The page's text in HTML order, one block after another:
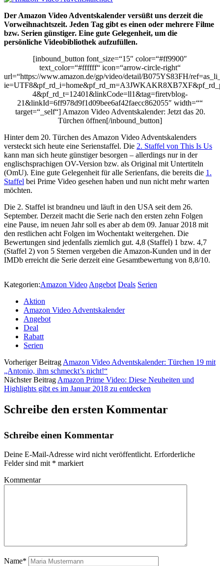
Der Amazon Video Adventskalender versüßt uns derzeit die
Vorweihnachtszeit. Jeden Tag gibt es einen oder mehrere Filme
bzw. Serien günstiger. Eine gute Gelegenheit, um die
persönliche Videobibliothek aufzufüllen.
[inbound_button font_size=“15″ color=“#ff9900″
text_color=“#ffffff“ icon=“arrow-circle-right“
url=“https://www.amazon.de/gp/video/detail/B075YS83FH/
4&pf_rd_t=12401&linkCode=ll1&tag=firetvblog-
21&linkId=6ff978d9f1d09bee6af42faecc862055″ width=““
target=“_self“] Amazon Video Adventskalender: Jetzt das 20.
Türchen öffnen[/inbound_button]
Hinter dem 20. Türchen des Amazon Video Adventskalenders
versteckt sich heute eine Serienstaffel. Die 2. Staffel von This Is Us
kann man sich heute günstiger besorgen – allerdings nur in der
englischsprachigen OV-Version bzw. als Original mit Untertiteln
(OmU). Eine gute Gelegenheit für alle Serienfans, die bereits die 1.
Staffel bei Prime Video gesehen haben und nun nicht mehr warten
möchten.
Die 2. Staffel ist brandneu und läuft in den USA seit dem 26.
September. Derzeit macht die Serie nach den ersten zehn Folgen
eine Pause, im neuen Jahr soll es aber ab dem 09. Januar 2018 mit
den restlichen acht Folgen im Wochentakt weitergehen. Die
Bewertungen sind jedenfalls ziemlich gut. 4,8 (Staffel) 1 bzw. 4,7
(Staffel 2) von 5 Sternen vergeben die Amazon-Kunden und in der
IMDb erreicht die Serie derzeit eine Gesamtbewertung von 8,8/10.
Kategorien:Amazon VideoAngebot Deals Serien
Aktion
Amazon Video Adventskalender
Angebot
Deal
Rabatt
Serien
Vorheriger BeitragAmazon Video Adventskalender: Türchen 19 mit
„Antonio, ihm schmeckt’s nicht!“
Nächster BeitragAmazon Prime Video: Diese Neuheiten und
Highlights gibt es im Januar 2018 zu entdecken
Schreibe den ersten Kommentar
Schreibe einen Kommentar
Deine E-Mail-Adresse wird nicht veröffentlicht. Erforderliche
Felder sind mit * markiert
Kommentar
Name*